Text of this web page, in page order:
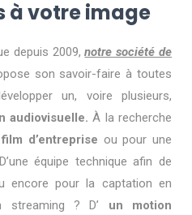
à votre image
depuis 2009,notre société de
son savoir-faire à toutes
un, voire plusieurs,
audiovisuelle.À la recherche
d’entreprise ou pour une
équipe technique afin de
encore pour la captation en
streaming ? D’ un motion